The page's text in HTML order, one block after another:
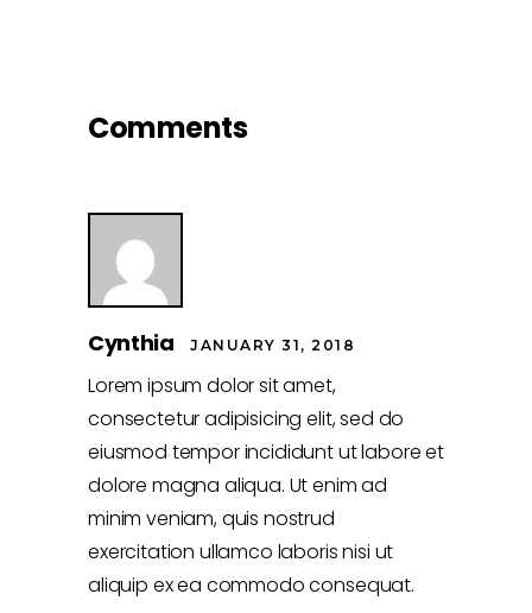
Comments
Cynthia JANUARY 31, 2018
Lorem ipsum dolor sit amet,
consectetur adipisicing elit, sed do
eiusmod tempor incididunt ut labore et
dolore magna aliqua. Ut enim ad
minim veniam, quis nostrud
exercitation ullamco laboris nisi ut
aliquip ex ea commodo consequat.